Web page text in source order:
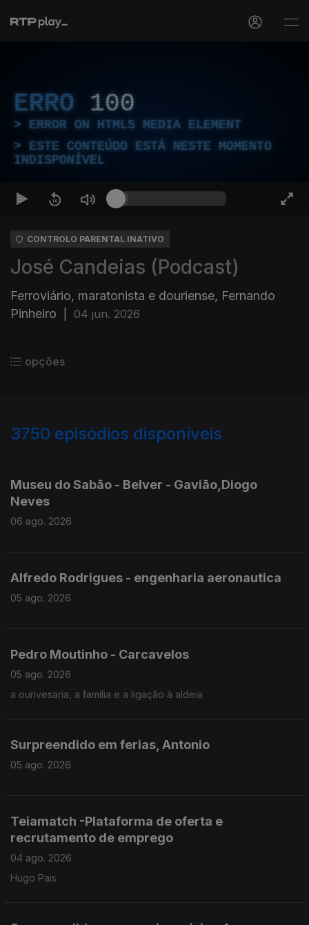
ERRO 100
ERROR ON HTML5 MEDIA ELEMENT
ESTE CONTEÚDO ESTÁ NESTE MOMENTO
INDISPONÍVEL
CONTROLO PARENTAL INATIVO
José Candeias (Podcast)
Ferroviário, maratonista e douriense, Fernando
Pinheiro
04 jun. 2026
opções
3750 episódios disponíveis
Museu do Sabão - Belver - Gavião,Diogo
Neves
06 ago. 2026
Alfredo Rodrigues - engenharia aeronautica
05 ago. 2026
Pedro Moutinho - Carcavelos
05 ago. 2026
a ourivesaria, a familia e a ligação à aldeia
Surpreendido em ferias, Antonio
05 ago. 2026
Teiamatch -Plataforma de oferta e
recrutamento de emprego
04 ago. 2026
Hugo Pais